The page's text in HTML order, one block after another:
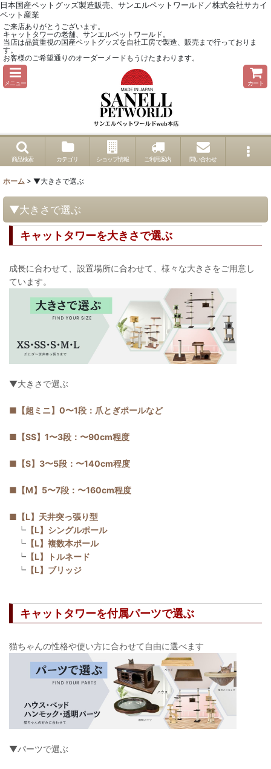
日本国産ペットグッズ製造販売、サンエルペットワールド／株式会社サカイ
ペット産業
ご来店ありがとうございます。
キャットタワーの老舗、サンエルペットワールド。
当店は品質重視の国産ペットグッズを自社工房で製造、販売まで行っておりま
す。
お客様のご希望通りのオーダーメードもうけたまわります。
メニュー カート
商品検索 カテゴリ ショップ情報 ご利用案内 問い合わせ
ホーム > ▼大きさで選ぶ
▼大きさで選ぶ
キャットタワーを大きさで選ぶ
成長に合わせて、設置場所に合わせて、様々な大きさをご用意し
ています。
▼大きさで選ぶ
■【超ミニ】0〜1段：爪とぎポールなど
■【SS】1〜3段：〜90cm程度
■【S】3〜5段：〜140cm程度
■【M】5〜7段：〜160cm程度
■【L】天井突っ張り型
┕ 【L】シングルポール
┕ 【L】複数本ポール
┕ 【L】トルネード
┕ 【L】ブリッジ
キャットタワーを付属パーツで選ぶ
猫ちゃんの性格や使い方に合わせて自由に選べます
▼パーツで選ぶ